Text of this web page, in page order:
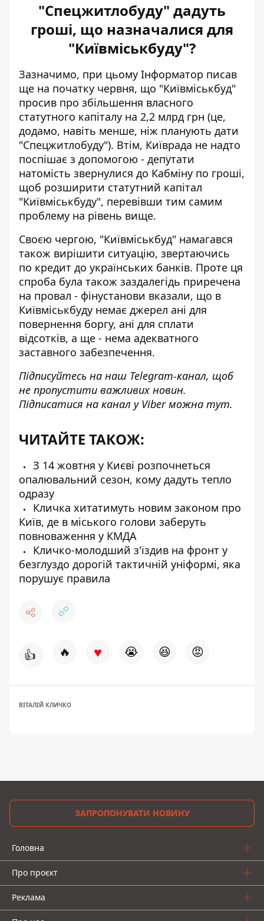
"Спецжитлобуду" дадуть
гроші, що назначалися для
"Київміськбуду"?
Зазначимо, при цьому Інформатор писав
ще на початку червня, що "Київміськбуд"
просив про збільшення власного
статутного капіталу на 2,2 млрд грн (це,
додамо, навіть менше, ніж планують дати
"Спецжитлобуду"). Втім, Київрада не надто
поспішає з допомогою - депутати
натомість звернулися до Кабміну по гроші,
щоб розширити статутний капітал
"Київміськбуду", перевівши тим самим
проблему на рівень вище.
Своєю чергою, "Київміськбуд" намагався
також вирішити ситуацію, звертаючись
по кредит до українських банків. Проте ця
спроба була також заздалегідь приречена
на провал - фінустанови вказали, що в
Київміськбуду немає джерел ані для
повернення боргу, ані для сплати
відсотків, а ще - нема адекватного
заставного забезпечення.
Підписуйтесь на наш Telegram-канал, щоб
не пропустити важливих новин.
Підписатися на канал у Viber можна тут.
ЧИТАЙТЕ ТАКОЖ:
З 14 жовтня у Києві розпочнеться
опалювальний сезон, кому дадуть тепло
одразу
Кличка хитатимуть новим законом про
Київ, де в міського голови заберуть
повноваження у КМДА
Кличко-молодший з'їздив на фронт у
безглуздо дорогій тактичній уніформі, яка
порушує правила
👍 🔥 ♥ 😭 😆 😡
ВІТАЛІЙ КЛИЧКО
ЗАПРОПОНУВАТИ НОВИНУ
Головна
Про проєкт
Реклама